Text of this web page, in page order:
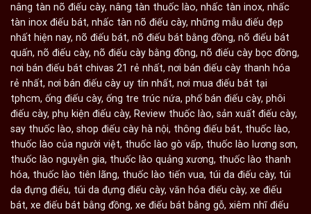
nâng tàn nõ điếu cày, nâng tàn thuốc lào, nhấc tàn inox, nhấc
tàn inox điếu bát, nhấc tàn nõ điếu cày, những mẫu điếu đẹp
nhất hiện nay, nõ điếu bát, nõ điếu bát bằng đồng, nõ điếu bát
quấn, nõ điếu cày, nõ điếu cày bằng đồng, nõ điếu cày bọc đồng,
nơi bán điếu bát chivas 21 rẻ nhất, nơi bán điếu cày thanh hóa
rẻ nhất, nơi bán điếu cày uy tín nhất, nơi mua điếu bát tại
tphcm, ống điếu cày, ống tre trúc nứa, phố bán điếu cày, phôi
điếu cày, phụ kiện điếu cày, Review thuốc lào, sản xuất điếu cày,
say thuốc lào, shop điếu cày hà nội, thông điếu bát, thuốc lào,
thuốc lào của người việt, thuốc lào gò vấp, thuốc lào lương sơn,
thuốc lào nguyễn gia, thuốc lào quảng xương, thuốc lào thanh
hóa, thuốc lào tiên lãng, thuốc lào tiến vua, túi da điếu cày, túi
da đựng điếu, túi da đựng điếu cày, văn hóa điếu cày, xe điếu
bát, xe điếu bát bằng đồng, xe điếu bát bằng gỗ, xiêm nhĩ điếu